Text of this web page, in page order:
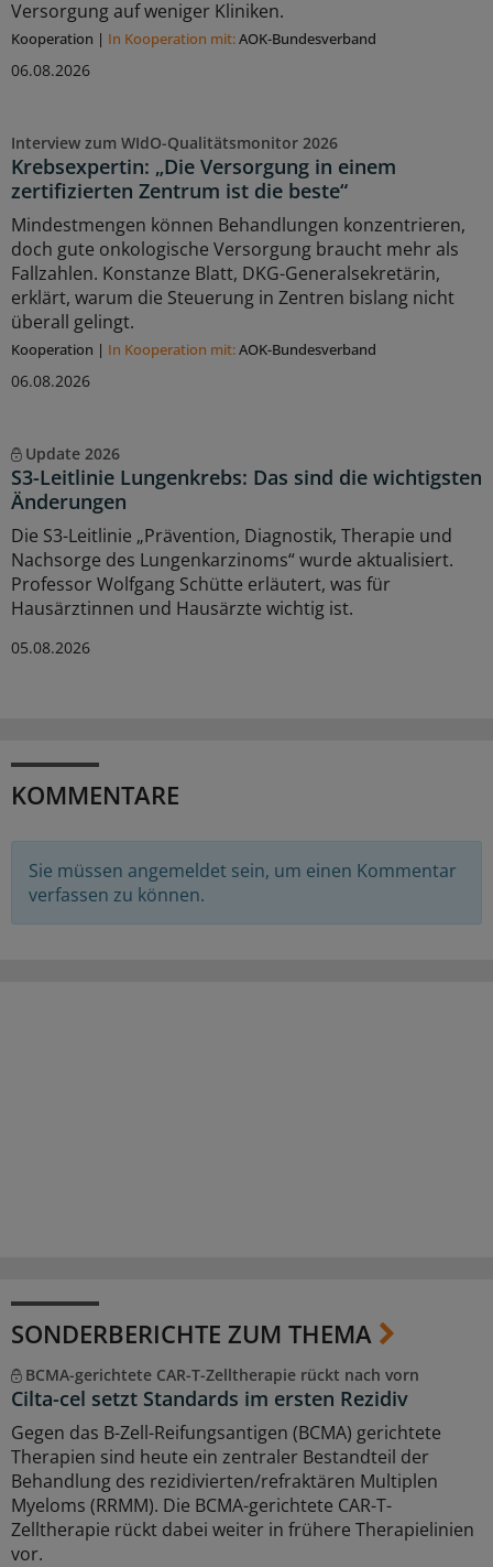
Versorgung auf weniger Kliniken.
Kooperation | In Kooperation mit:AOK-Bundesverband
06.08.2026
Interview zum WIdO-Qualitätsmonitor 2026
Krebsexpertin: „Die Versorgung in einem
zertifizierten Zentrum ist die beste“
Mindestmengen können Behandlungen konzentrieren,
doch gute onkologische Versorgung braucht mehr als
Fallzahlen. Konstanze Blatt, DKG-Generalsekretärin,
erklärt, warum die Steuerung in Zentren bislang nicht
überall gelingt.
Kooperation | In Kooperation mit:AOK-Bundesverband
06.08.2026
Update 2026
S3-Leitlinie Lungenkrebs: Das sind die wichtigsten
Änderungen
Die S3-Leitlinie „Prävention, Diagnostik, Therapie und
Nachsorge des Lungenkarzinoms“ wurde aktualisiert.
Professor Wolfgang Schütte erläutert, was für
Hausärztinnen und Hausärzte wichtig ist.
05.08.2026
KOMMENTARE
Sie müssen angemeldet sein, um einen Kommentar
verfassen zu können.
SONDERBERICHTE ZUM THEMA
BCMA-gerichtete CAR-T-Zelltherapie rückt nach vorn
Cilta-cel setzt Standards im ersten Rezidiv
Gegen das B-Zell-Reifungsantigen (BCMA) gerichtete
Therapien sind heute ein zentraler Bestandteil der
Behandlung des rezidivierten/refraktären Multiplen
Myeloms (RRMM). Die BCMA-gerichtete CAR-T-
Zelltherapie rückt dabei weiter in frühere Therapielinien
vor.